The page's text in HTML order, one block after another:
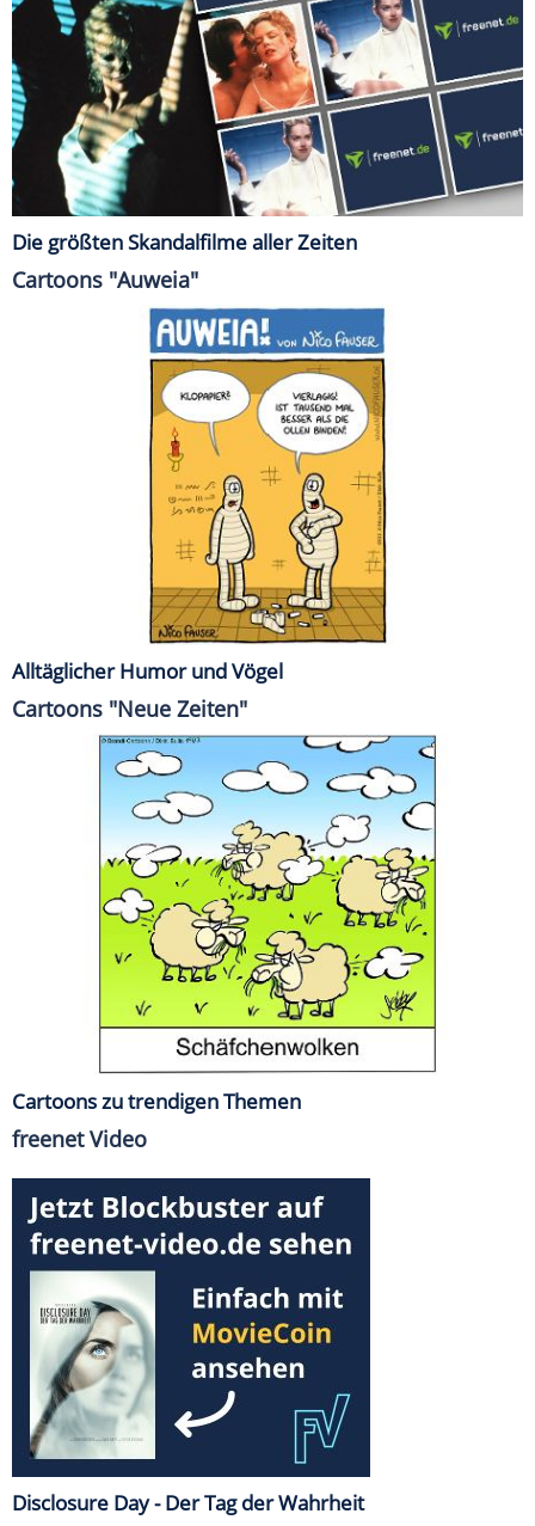
Die größten Skandalfilme aller Zeiten
Cartoons "Auweia"
Alltäglicher Humor und Vögel
Cartoons "Neue Zeiten"
Cartoons zu trendigen Themen
freenet Video
Disclosure Day - Der Tag der Wahrheit